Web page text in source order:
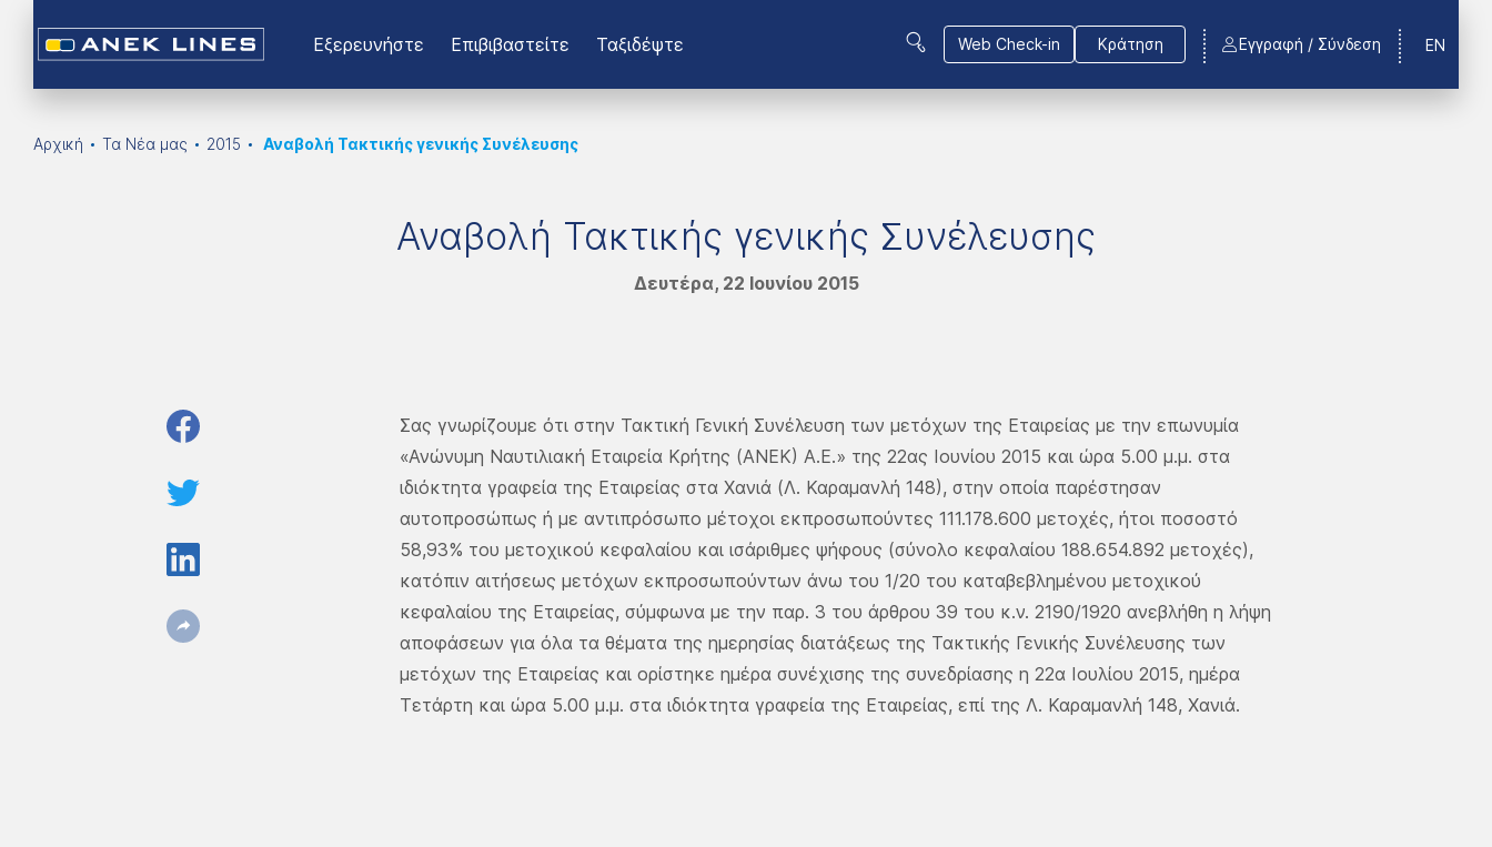
Εξερευνήστε Επιβιβαστείτε Ταξιδέψτε Web Check-in Κράτηση EN
Εγγραφή / Σύνδεση
Αρχική Τα Νέα μας 2015 Αναβολή Τακτικής γενικής Συνέλευσης
Αναβολή Τακτικής γενικής Συνέλευσης
Δευτέρα, 22 Ιουνίου 2015
Σας γνωρίζουμε ότι στην Τακτική Γενική Συνέλευση των μετόχων της Εταιρείας με την επωνυμία
«Ανώνυμη Ναυτιλιακή Εταιρεία Κρήτης (ΑΝΕΚ) Α.Ε.» της 22ας Ιουνίου 2015 και ώρα 5.00 μ.μ. στα
ιδιόκτητα γραφεία της Εταιρείας στα Χανιά (Λ. Καραμανλή 148), στην οποία παρέστησαν
αυτοπροσώπως ή με αντιπρόσωπο μέτοχοι εκπροσωπούντες 111.178.600 μετοχές, ήτοι ποσοστό
58,93% του μετοχικού κεφαλαίου και ισάριθμες ψήφους (σύνολο κεφαλαίου 188.654.892 μετοχές),
κατόπιν αιτήσεως μετόχων εκπροσωπούντων άνω του 1/20 του καταβεβλημένου μετοχικού
κεφαλαίου της Εταιρείας, σύμφωνα με την παρ. 3 του άρθρου 39 του κ.ν. 2190/1920 ανεβλήθη η λήψη
αποφάσεων για όλα τα θέματα της ημερησίας διατάξεως της Τακτικής Γενικής Συνέλευσης των
μετόχων της Εταιρείας και ορίστηκε ημέρα συνέχισης της συνεδρίασης η 22α Ιουλίου 2015, ημέρα
Τετάρτη και ώρα 5.00 μ.μ. στα ιδιόκτητα γραφεία της Εταιρείας, επί της Λ. Καραμανλή 148, Χανιά.